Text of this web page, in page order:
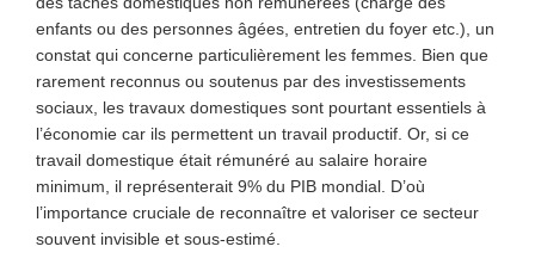
enfants ou des personnes âgées, entretien du foyer etc.), un
constat qui concerne particulièrement les femmes. Bien que
rarement reconnus ou soutenus par des investissements
sociaux, les travaux domestiques sont pourtant essentiels à
l’économie car ils permettent un travail productif. Or, si ce
travail domestique était rémunéré au salaire horaire
minimum, il représenterait 9% du PIB mondial. D’où
l’importance cruciale de reconnaître et valoriser ce secteur
souvent invisible et sous-estimé.